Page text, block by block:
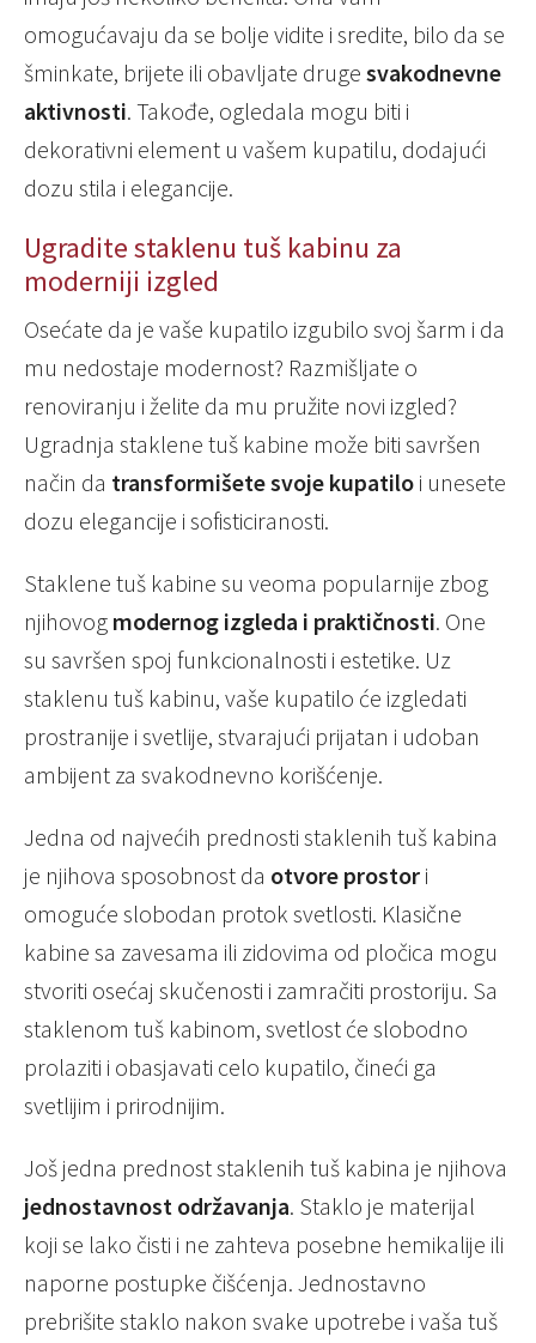
omogućavaju da se bolje vidite i sredite, bilo da se
šminkate, brijete ili obavljate druge svakodnevne
aktivnosti. Takođe, ogledala mogu biti i
dekorativni element u vašem kupatilu, dodajući
dozu stila i elegancije.
Ugradite staklenu tuš kabinu za
moderniji izgled
Osećate da je vaše kupatilo izgubilo svoj šarm i da
mu nedostaje modernost? Razmišljate o
renoviranju i želite da mu pružite novi izgled?
Ugradnja staklene tuš kabine može biti savršen
način da transformišete svoje kupatilo i unesete
dozu elegancije i sofisticiranosti.
Staklene tuš kabine su veoma popularnije zbog
njihovog modernog izgleda i praktičnosti. One
su savršen spoj funkcionalnosti i estetike. Uz
staklenu tuš kabinu, vaše kupatilo će izgledati
prostranije i svetlije, stvarajući prijatan i udoban
ambijent za svakodnevno korišćenje.
Jedna od najvećih prednosti staklenih tuš kabina
je njihova sposobnost da otvore prostor i
omoguće slobodan protok svetlosti. Klasične
kabine sa zavesama ili zidovima od pločica mogu
stvoriti osećaj skučenosti i zamračiti prostoriju. Sa
staklenom tuš kabinom, svetlost će slobodno
prolaziti i obasjavati celo kupatilo, čineći ga
svetlijim i prirodnijim.
Još jedna prednost staklenih tuš kabina je njihova
jednostavnost održavanja. Staklo je materijal
koji se lako čisti i ne zahteva posebne hemikalije ili
naporne postupke čišćenja. Jednostavno
prebrišite staklo nakon svake upotrebe i vaša tuš